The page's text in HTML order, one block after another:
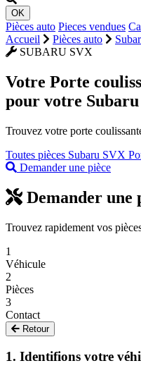
OK
Pièces auto Pieces vendues
Accueil
Pièces auto
SUBARU SVX
Votre Porte
pour votre
Trouvez votre porte
Toutes pièces Subaru SVX
Demander une pièce
Demander une
Trouvez rapidement vos
1
Véhicule
2
Pièces
3
Contact
Retour
1. Identifions votre